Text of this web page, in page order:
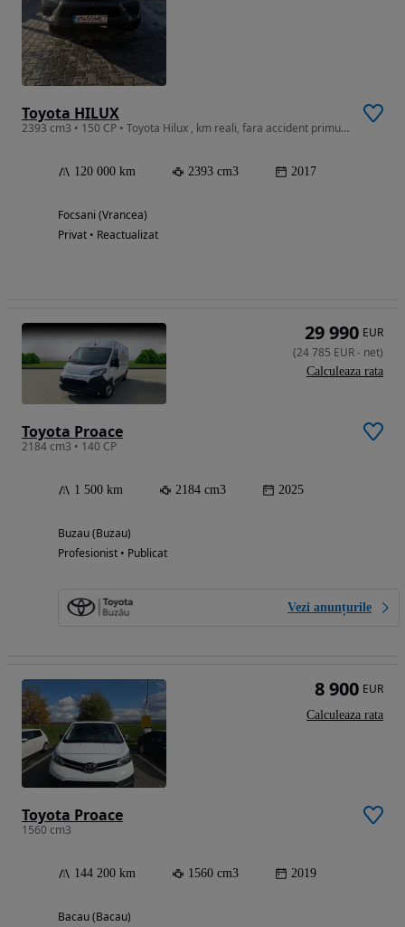
Toyota HILUX
2393 cm3 • 150 CP • Toyota Hilux , km reali, fara accident primul propietar 4x4
120 000 km 2393 cm3 2017
Focsani (Vrancea)
Privat • Reactualizat
Toyota Proace
2184 cm3 • 140 CP
1 500 km 2184 cm3 2025
Buzau (Buzau)
Profesionist • Publicat
Vezi anunțurile
29 990 EUR
(24 785 EUR- net)
Calculeaza rata
Toyota Proace
1560 cm3
144 200 km 1560 cm3 2019
Bacau (Bacau)
8 900 EUR
Calculeaza rata